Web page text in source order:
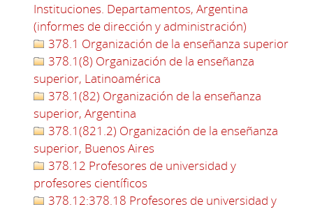
Instituciones. Departamentos, Argentina
(informes de dirección y administración)
378.1 Organización de la enseñanza superior
378.1(8) Organización de la enseñanza
superior, Latinoamérica
378.1(82) Organización de la enseñanza
superior, Argentina
378.1(821.2) Organización de la enseñanza
superior, Buenos Aires
378.12 Profesores de universidad y
profesores científicos
378.12:378.18 Profesores de universidad y